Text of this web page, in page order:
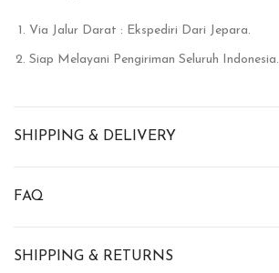
Via Jalur Darat : Ekspediri Dari Jepara.
Siap Melayani Pengiriman Seluruh Indonesia.
SHIPPING & DELIVERY
FAQ
SHIPPING & RETURNS